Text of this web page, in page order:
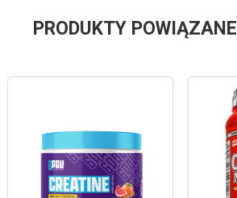
PRODUKTY POWIĄZANE